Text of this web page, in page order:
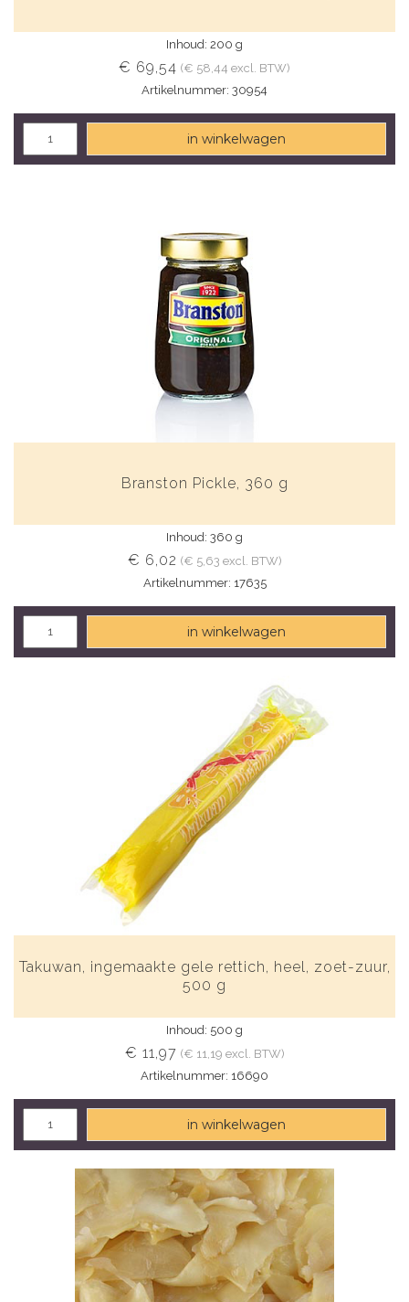
Inhoud: 200 g
€ 69,54 (€ 58,44 excl. BTW)
Artikelnummer: 30954
in winkelwagen
Branston Pickle, 360 g
Inhoud: 360 g
€ 6,02 (€ 5,63 excl. BTW)
Artikelnummer: 17635
in winkelwagen
Takuwan, ingemaakte gele rettich, heel, zoet-zuur,
500 g
Inhoud: 500 g
€ 11,97 (€ 11,19 excl. BTW)
Artikelnummer: 16690
in winkelwagen